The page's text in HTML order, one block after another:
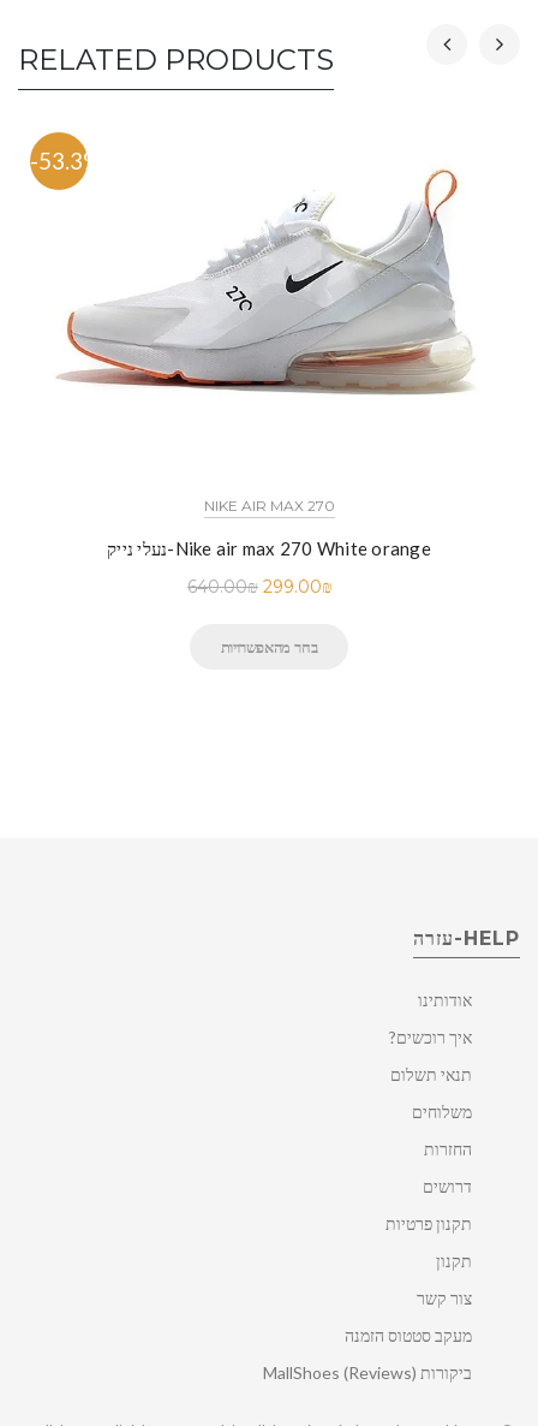
RELATED PRODUCTS
-53.3%
NIKE AIR MAX 270
נעלי נייק-Nike air max 270 White orange
640.00₪ 299.00₪
בחר מהאפשרויות
HELP-עזרה
אודותינו
איך רוכשים?
תנאי תשלום
משלוחים
החזרות
דרושים
תקנון פרטיות
תקנון
צור קשר
מעקב סטטוס הזמנה
ביקורות MallShoes (Reviews)